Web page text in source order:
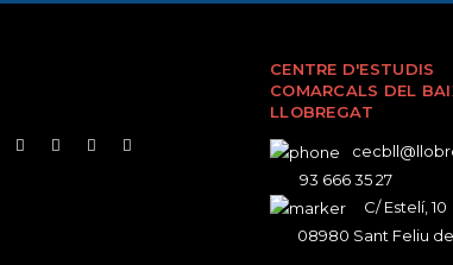
CENTRE D'ESTUDIS
COMARCALS DEL
LLOBREGAT
93 666 35 27
C/ Estelí, 10
08980 Sant Feliu